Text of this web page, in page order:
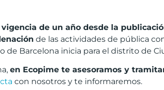
de un año desde la
de las actividades de pública
Barcelona inicia para el distrito de
en Ecopime te asesoramos y
con nosotros y te informaremos.